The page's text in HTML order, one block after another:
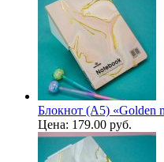
Блокнот (А5) «Golden
Цена: 179.00 руб.